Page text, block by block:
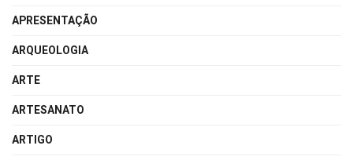
APRESENTAÇÃO
ARQUEOLOGIA
ARTE
ARTESANATO
ARTIGO